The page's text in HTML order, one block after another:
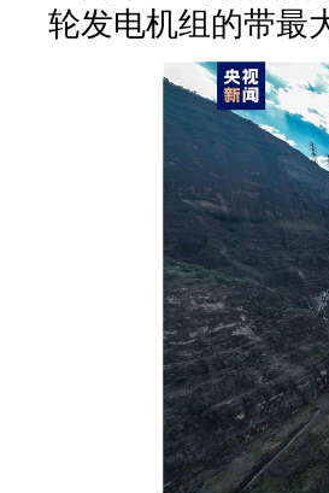
轮发电机组的带最